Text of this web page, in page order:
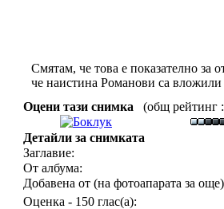
Смятам, че това е показателно за
че наистина Романови са
Оцени тази снимка
(общ рейтинг :
Детайли за снимката
Заглавие:
От албума:
Добавена от (на фотоапарата за
Оценка - 150 глас(а):